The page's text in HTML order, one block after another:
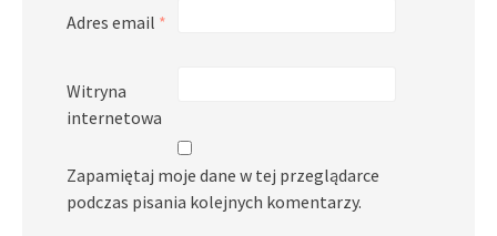
Adres email *
Witryna
internetowa
Zapamiętaj moje dane w tej przeglądarce
podczas pisania kolejnych komentarzy.